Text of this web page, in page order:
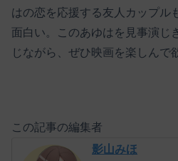
はの恋を応援する友人カップル
面白い。このあゆはを見事演じ
じながら、ぜひ映画を楽しんで
この記事の編集者
影山みほ